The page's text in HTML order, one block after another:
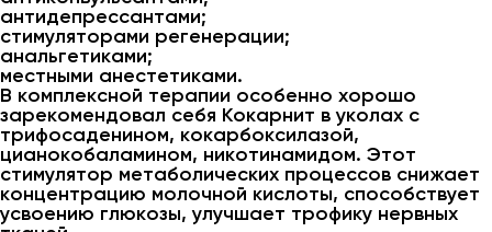
антидепрессантами;
стимуляторами регенерации;
анальгетиками;
местными анестетиками.
В комплексной терапии особенно хорошо
зарекомендовал себя Кокарнит в уколах с
трифосаденином, кокарбоксилазой,
цианокобаламином, никотинамидом. Этот
стимулятор метаболических процессов снижает
концентрацию молочной кислоты, способствует
усвоению глюкозы, улучшает трофику нервных